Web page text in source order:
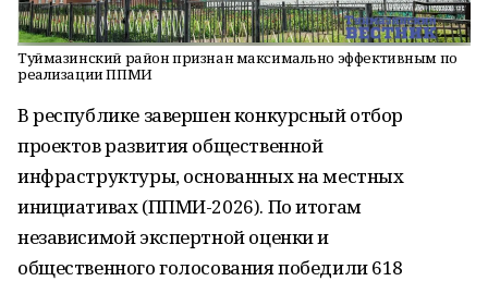
Туймазинский район признан максимально эффективным по
реализации ППМИ
В республике завершен конкурсный отбор
проектов развития общественной
инфраструктуры, основанных на местных
инициативах (ППМИ-2026). По итогам
независимой экспертной оценки и
общественного голосования победили 618